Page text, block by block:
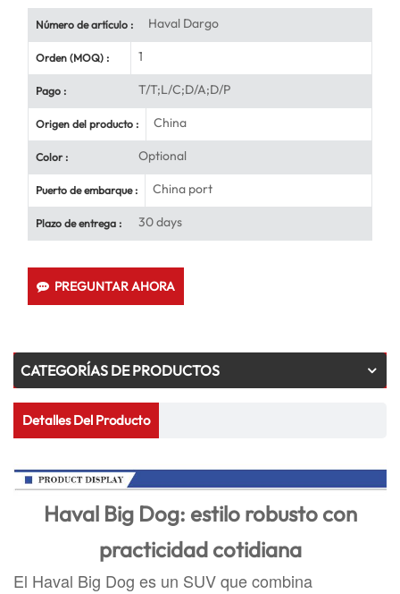
Número de artículo : Haval Dargo
Orden (MOQ) : 1
Pago : T/T;L/C;D/A;D/P
Origen del producto : China
Color : Optional
Puerto de embarque : China port
Plazo de entrega : 30 days
PREGUNTAR AHORA
CATEGORÍAS DE PRODUCTOS
Detalles Del Producto
Haval Big Dog: estilo robusto con
practicidad cotidiana
El Haval Big Dog es un SUV que combina